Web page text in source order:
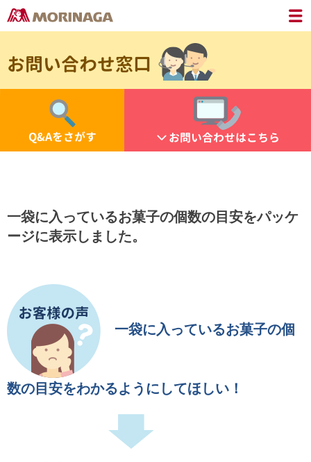
お問い合わせ窓口
Q&Aをさがす お問い合わせはこちら
一袋に入っているお菓子の個数の目安をパッケ
ージに表示しました。
一袋に入っているお菓子の個
数の目安をわかるようにしてほしい！